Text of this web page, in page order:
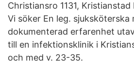
Christiansro 1131,
Vi söker En leg. sjuksköterska
dokumenterad erfarenhet
till en infektionsklinik i
och med v. 23-35.